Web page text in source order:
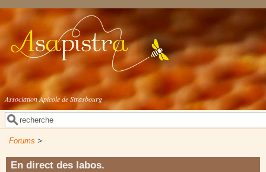
Aller au contenu principal
Association Apicole de Strasbourg
Formulaire de recherche
Rechercher
Forums >
En direct des labos.